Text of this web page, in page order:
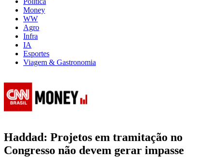
Money
WW
Agro
Infra
IA
Esportes
Viagem & Gastronomia
Haddad: Projetos em tramitação no
Congresso não devem gerar impasse